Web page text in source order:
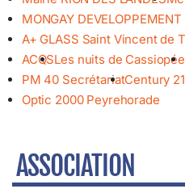
MONGAY DEVELOPPEMENT
A+ GLASS Saint Vincent de
ACQSLes nuits de Cassiopée
PM 40 SecrétariatCentury
Optic 2000 Peyrehorade
ASSOCIATION